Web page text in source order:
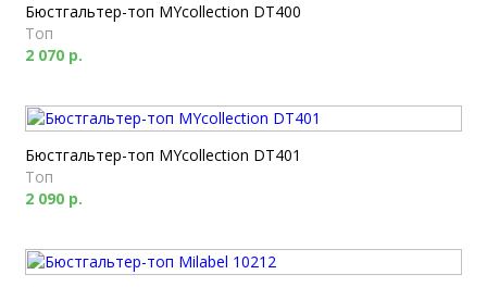
Бюстгальтер-топ MYcollection DT400
Топ
2 070 р.
Бюстгальтер-топ MYcollection DT401
Топ
2 090 р.